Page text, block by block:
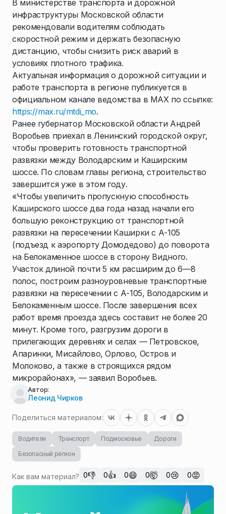
В министерстве транспорта и дорожной
инфраструктуры Московской области
рекомендовали водителям соблюдать
скоростной режим и держать безопасную
дистанцию, чтобы снизить риск аварий в
условиях плотного трафика.
Актуальная информация о дорожной ситуации и
работе транспорта в регионе публикуется в
официальном канале ведомства в MAX по ссылке:
https://max.ru/mtdi_mo.
Ранее губернатор Московской области Андрей
Воробьев приехал в Ленинский городской округ,
чтобы проверить готовность транспортной
развязки между Володарским и Каширским
шоссе. По словам главы региона, строительство
завершится уже в этом году.
«Чтобы увеличить пропускную способность
Каширского шоссе два года назад начали его
большую реконструкцию от транспортной
развязки на пересечении Каширки с А-105
(подъезд к аэропорту Домодедово) до поворота
на Белокаменное шоссе в сторону Видного.
Участок длиной почти 5 км расширим до 6—8
полос, построим разноуровневые транспортные
развязки на пересечении с А-105, Володарским и
Белокаменным шоссе. После завершения всех
работ время проезда здесь составит не более 20
минут. Кроме того, разгрузим дороги в
прилегающих деревнях и селах — Петровское,
Апаринки, Мисайлово, Орлово, Остров и
Молоково, а также в строящихся рядом
микрорайонах», — заявил Воробьев.
Автор:
Леонид Чирков
Поделиться материалом:
Водители Транспорт Подмосковье
Дороги
Безопасный регион
Как вам материал? 0👎 0👍 0😄 0🤯 0😢 0😡